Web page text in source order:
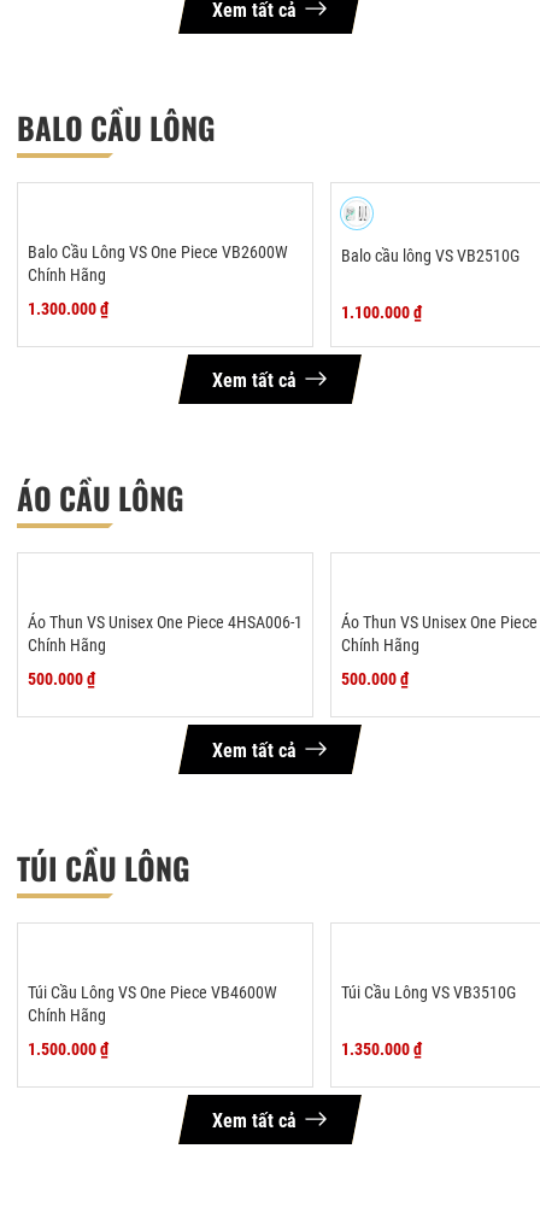
Xem tất cả
BALO CẦU LÔNG
Balo Cầu Lông VS One Piece VB2600W
Chính Hãng
1.300.000 ₫
Balo cầu lông VS VB2510G
1.100.000 ₫
Xem tất cả
ÁO CẦU LÔNG
Áo Thun VS Unisex One Piece 4HSA006-1
Chính Hãng
500.000 ₫
Áo Thun VS Unisex One
Chính Hãng
500.000 ₫
Xem tất cả
TÚI CẦU LÔNG
Túi Cầu Lông VS One Piece VB4600W
Chính Hãng
1.500.000 ₫
Túi Cầu Lông VS VB3510G
1.350.000 ₫
Xem tất cả